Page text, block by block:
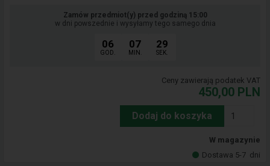
Zamów przedmiot(y) przed godziną 15:00
w dni powszednie i wysyłamy tego samego dnia
06
GOD.
07
MIN.
29
SEK.
Ceny zawierają podatek VAT
450,00 PLN
Dodaj do koszyka
W magazynie
Dostawa 5-7 dni